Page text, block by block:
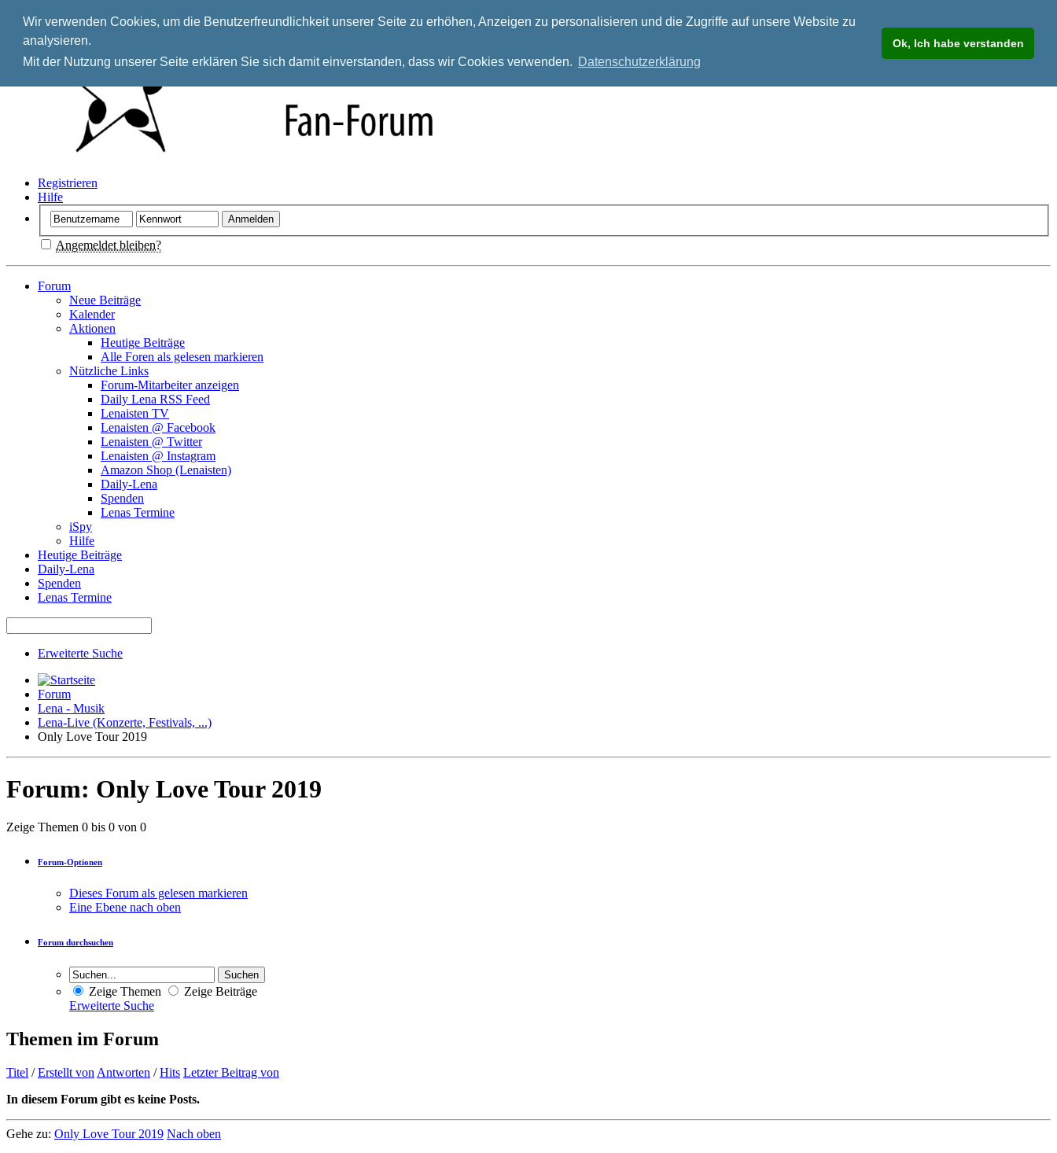
Wir verwenden Cookies, um die Benutzerfreundlichkeit unserer Seite zu erhöhen, Anzeigen zu personalisieren und die Zugriffe auf unsere Website zu
analysieren.
Mit der Nutzung unserer Seite erklären Sie sich damit einverstanden, dass wir Cookies verwenden. Datenschutzerklärung
Ok, Ich habe verstanden
Registrieren
Hilfe
Angemeldet bleiben?
Forum
Neue Beiträge
Kalender
Aktionen
Heutige Beiträge
Alle Foren als gelesen markieren
Nützliche Links
Forum-Mitarbeiter anzeigen
Daily Lena RSS Feed
Lenaisten TV
Lenaisten @ Facebook
Lenaisten @ Twitter
Lenaisten @ Instagram
Amazon Shop (Lenaisten)
Daily-Lena
Spenden
Lenas Termine
iSpy
Hilfe
Heutige Beiträge
Daily-Lena
Spenden
Lenas Termine
Erweiterte Suche
Forum
Lena - Musik
Lena-Live (Konzerte, Festivals, ...)
Only Love Tour 2019
Forum: Only Love Tour 2019
Zeige Themen 0 bis 0 von 0
Forum-Optionen
Dieses Forum als gelesen markieren
Eine Ebene nach oben
Forum durchsuchen
Zeige Themen
Zeige Beiträge
Erweiterte Suche
Themen im Forum
Titel /Erstellt von Antworten /Hits Letzter Beitrag von
In diesem Forum gibt es keine Posts.
Gehe zu: Only Love Tour 2019 Nach oben